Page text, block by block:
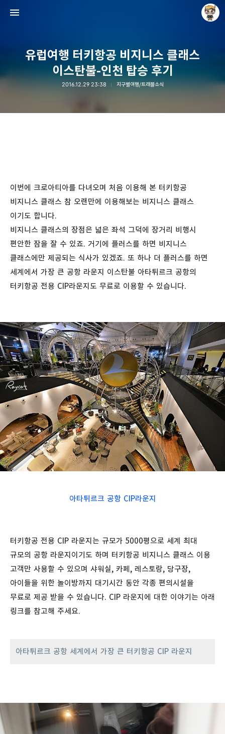
유럽여행 터키항공 비지니스 클래스
이스탄불-인천 탑승 후기
2016.12.29 23:38 지구별여행/트래블소식
이번에 크로아티아를 다녀오며 처음 이용해 본 터키항공
비지니스 클래스 참 오랜만에 이용해보는 비지니스 클래스
이기도 합니다.
비지니스 클래스의 장점은 넓은 좌석 그덕에 장거리 비행시
편안한 잠을 잘 수 있죠. 거기에 플러스를 하면 비지니스
클래스에만 제공되는 식사가 있겠죠. 또 하나 더 플러스를 하면
세계에서 가장 큰 공항 라운지 이스탄불 아타튀르크 공항의
터키항공 전용 CIP라운지도 무료로 이용할 수 있습니다.
아타튀르크 공항 CIP라운지
터키항공 전용 CIP 라운지는 규모가 5000평으로 세계 최대
규모의 공항 라운지이기도 하며 터키항공 비지니스 클래스 이용
고객만 사용할 수 있으며 샤워실, 카페, 레스토랑, 당구장,
아이들을 위한 놀이방까지 대기시간 동안 각종 편의시설을
무료로 제공 받을 수 있습니다. CIP 라운지에 대한 이야기는 아래
링크를 참고해 주세요.
아타튀르크 공항 세계에서 가장 큰 터키항공 CIP 라운지
Raycat : Photo and Story